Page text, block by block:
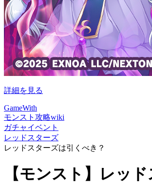
詳細を見る
GameWith
モンスト攻略wiki
ガチャイベント
レッドスターズ
レッドスターズは引くべき？
【モンスト】レッ